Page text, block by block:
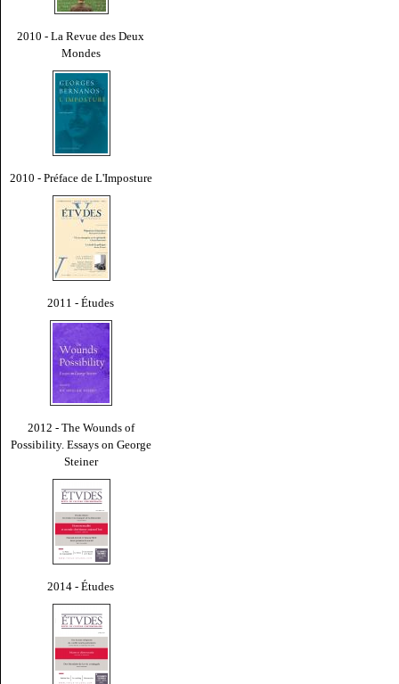
2010 - La Revue des Deux
Mondes
2010 - Préface de L'Imposture
2011 - Études
2012 - The Wounds of
Possibility. Essays on George
Steiner
2014 - Études